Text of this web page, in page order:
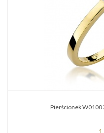
Pierścionek W0100